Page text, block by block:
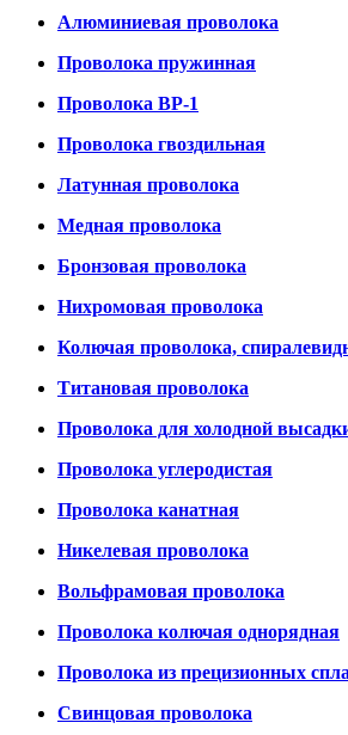
Алюминиевая проволока
Проволока пружинная
Проволока ВР-1
Проволока гвоздильная
Латунная проволока
Медная проволока
Бронзовая проволока
Нихромовая проволока
Колючая проволока,
Титановая проволока
Проволока для холодной
Проволока углеродистая
Проволока канатная
Никелевая проволока
Вольфрамовая проволока
Проволока колючая однорядная
Проволока из прецизионных
Свинцовая проволока